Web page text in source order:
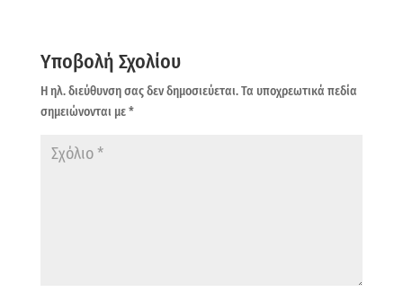
Υποβολή Σχολίου
Η ηλ. διεύθυνση σας δεν δημοσιεύεται.Τα υποχρεωτικά πεδία
σημειώνονται με*